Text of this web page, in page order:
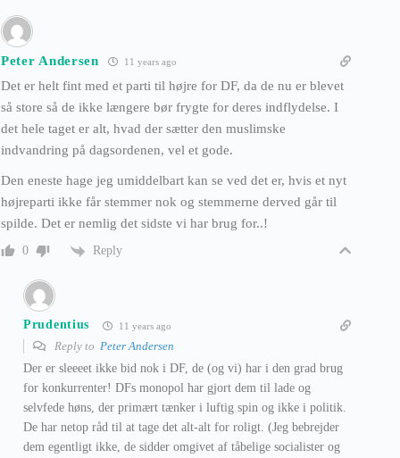
Peter Andersen 11 years ago
Det er helt fint med et parti til højre for DF, da de nu er blevet
så store så de ikke længere bør frygte for deres indflydelse. I
det hele taget er alt, hvad der sætter den muslimske
indvandring på dagsordenen, vel et gode.
Den eneste hage jeg umiddelbart kan se ved det er, hvis et nyt
højreparti ikke får stemmer nok og stemmerne derved går til
spilde. Det er nemlig det sidste vi har brug for..!
0 Reply
Prudentius 11 years ago
Reply to Peter Andersen
Der er sleeeet ikke bid nok i DF, de (og vi) har i den grad brug
for konkurrenter! DFs monopol har gjort dem til lade og
selvfede høns, der primært tænker i luftig spin og ikke i politik.
De har netop råd til at tage det alt-alt for roligt. (Jeg bebrejder
dem egentligt ikke, de sidder omgivet af tåbelige socialister og